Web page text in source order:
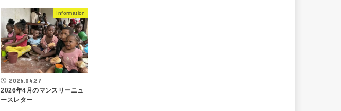
Information
2026.04.27
2026年4月のマンスリーニュ
ースレター